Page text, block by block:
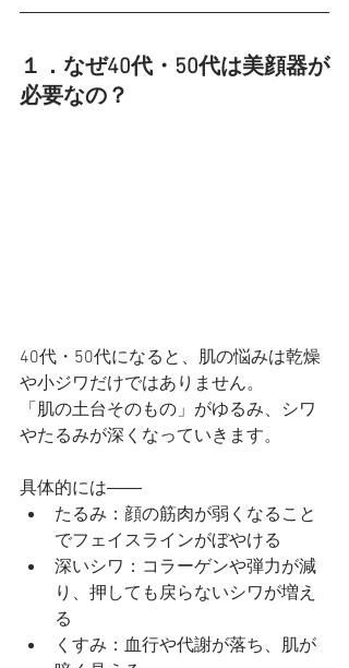
１．なぜ40代・50代は美顔器が
必要なの？
40代・50代になると、肌の悩みは乾燥
や小ジワだけではありません。
「肌の土台そのもの」がゆるみ、シワ
やたるみが深くなっていきます。
具体的には――
たるみ：顔の筋肉が弱くなること
でフェイスラインがぼやける
深いシワ：コラーゲンや弾力が減
り、押しても戻らないシワが増え
る
くすみ：血行や代謝が落ち、肌が